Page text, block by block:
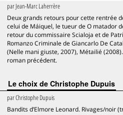
parJean-Marc Laherrère
Deux grands retours pour cette rentrée
celui de Máiquel, le tueur de O matador
retour du commissaire Scialoja et de
Romanzo Criminale de Giancarlo De
(Nelle mani giuste, 2007), Métailié
roman précédent.
Le choix de Christophe Dupuis
parChristophe Dupuis
Bandits d’Elmore Leonard. Rivages/noir